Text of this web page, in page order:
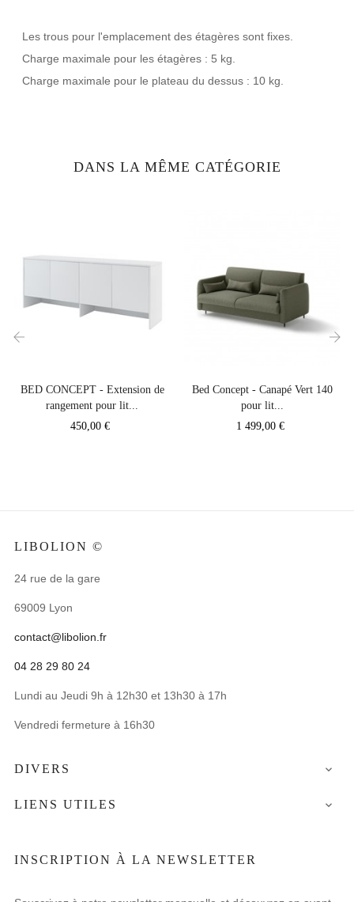
Les trous pour l'emplacement des étagères sont fixes.
Charge maximale pour les étagères : 5 kg.
Charge maximale pour le plateau du dessus : 10 kg.
DANS LA MÊME CATÉGORIE
BED CONCEPT - Extension de
rangement pour lit...
Prix
450,00 €
Bed Concept - Canapé Vert 140
pour lit...
Prix
1 499,00 €
LIBOLION ©
24 rue de la gare
69009 Lyon
contact@libolion.fr
04 28 29 80 24
Lundi au Jeudi 9h à 12h30 et 13h30 à 17h
Vendredi fermeture à 16h30
DIVERS 
LIENS UTILES 
INSCRIPTION À LA NEWSLETTER